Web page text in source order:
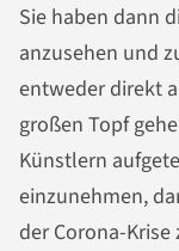
Sie haben dann
anzusehen und
entweder direkt
großen Topf
Künstlern
einzunehmen,
der Corona-